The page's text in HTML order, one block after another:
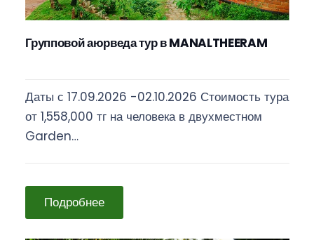
Групповой аюрведа тур в MANALTHEERAM
Даты с 17.09.2026 -02.10.2026 Стоимость тура
от 1,558,000 тг на человека в двухместном
Garden…
Подробнее